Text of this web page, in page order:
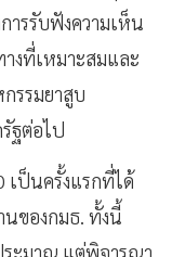
ารรับฟังความเห็น
งที่เหมาะสมและ
รรมยาสูบ
ฐต่อไป
เป็นครั้งแรกที่ได้
นของกมธ. ทั้งนี้